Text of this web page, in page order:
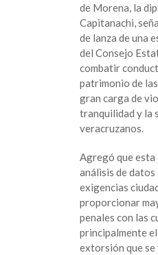
de Morena, la
Capitanachi,
de lanza de una
del Consejo
combatir
patrimonio de
gran carga de
tranquilidad y la
veracruzanos.
Agregó que
análisis de datos
exigencias
proporcionar
penales con las
principalmente
extorsión que se